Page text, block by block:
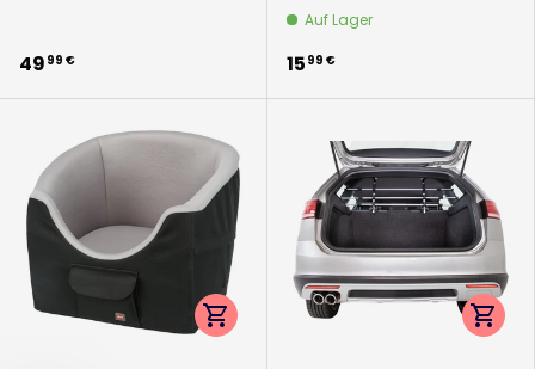
49 99 €
Auf Lager
15 99 €
Optionen auswählen